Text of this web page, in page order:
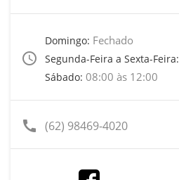
access_time
Domingo: Fechado
Segunda-Feira a Sexta-Feira:
Sábado: 08:00 às 12:00
call (62) 98469-4020